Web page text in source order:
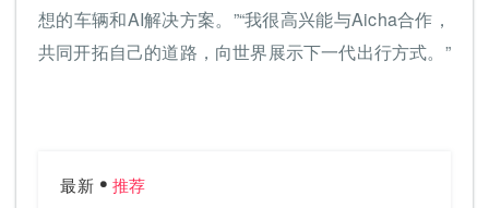
想的车辆和AI解决方案。”“我很高兴能与Aicha合作，
共同开拓自己的道路，向世界展示下一代出行方式。”
最新 推荐